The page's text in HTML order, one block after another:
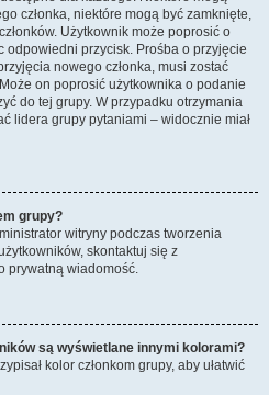
członka, niektóre mogą być zamknięte,
Użytkownik może poprosić o
odpowiedni przycisk. Prośba o przyjęcie
nowego członka, musi zostać
on poprosić użytkownika o podanie
do tej grupy. W przypadku otrzymania
lidera grupy pytaniami – widocznie miał
grupy?
witryny podczas tworzenia
skontaktuj się z
prywatną wiadomość.
są wyświetlane innymi kolorami?
kolor członkom grupy, aby ułatwić